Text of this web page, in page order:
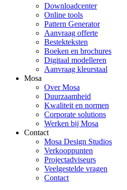
Downloadcenter
Online tools
Pattern Generator
Aanvraag offerte
Bestekteksten
Boeken en brochures
Digitaal modelleren
Aanvraag kleurstaal
Mosa
Over Mosa
Duurzaamheid
Kwaliteit en normen
Corporate solutions
Werken bij Mosa
Contact
Mosa Design Studios
Verkooppunten
Projectadviseurs
Veelgestelde vragen
Contact